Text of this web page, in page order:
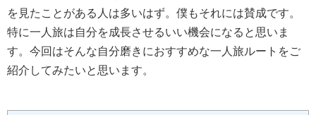
を見たことがある人は多いはず。僕もそれには賛成です。
特に一人旅は自分を成長させるいい機会になると思いま
す。今回はそんな自分磨きにおすすめな一人旅ルートをご
紹介してみたいと思います。